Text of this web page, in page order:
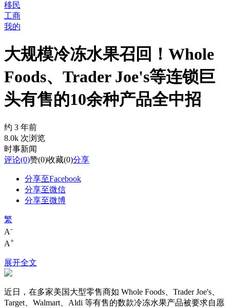
移民
工商
我的
大规模冷冻水果召回！Whole
Foods、Trader Joe's等连锁巨
头有售的10余种产品全中招
约 3 年前
8.0k 次浏览
时事新闻
评论(0)赞(0)收藏(0)分享
分享至Facebook
分享至微信
分享至微博
繁
A-
A+
展开全文
近日，在多家美国大型零售商如 Whole Foods、Trader Joe's、
Target、Walmart、Aldi 等有售的数款冷冻水果产品被要求自愿